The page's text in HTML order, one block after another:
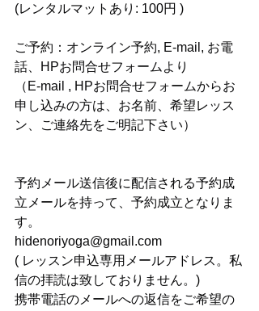
(レンタルマットあり: 100円 )
ご予約：オンライン予約, E-mail, お電
話、HPお問合せフォームより
（E-mail , HPお問合せフォームからお
申し込みの方は、お名前、希望レッス
ン、ご連絡先をご明記下さい）
予約メール送信後に配信される予約成
立メールを持って、予約成立となりま
す。
hidenoriyoga@gmail.com
( レッスン申込専用メールアドレス。私
信の拝読は致しておりません。)
携帯電話のメールへの返信をご希望の